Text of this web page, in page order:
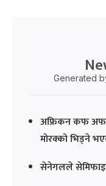
Generated
अफ्रिकन कफ
मोरक्को भिड्ने
सेनेगलले